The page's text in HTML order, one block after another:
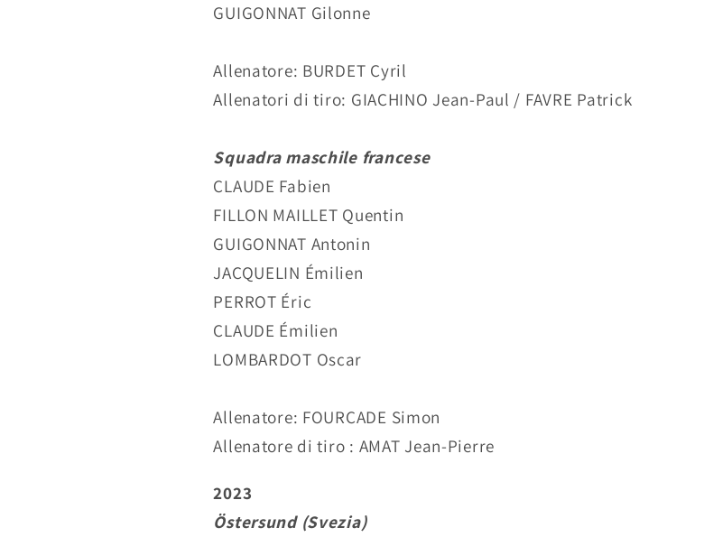
GUIGONNAT Gilonne
Allenatore: BURDET Cyril
Allenatori di tiro: GIACHINO Jean-Paul / FAVRE Patrick
Squadra maschile francese
CLAUDE Fabien
FILLON MAILLET Quentin
GUIGONNAT Antonin
JACQUELIN Émilien
PERROT Éric
CLAUDE Émilien
LOMBARDOT Oscar
Allenatore: FOURCADE Simon
Allenatore di tiro : AMAT Jean-Pierre
2023
Östersund (Svezia)